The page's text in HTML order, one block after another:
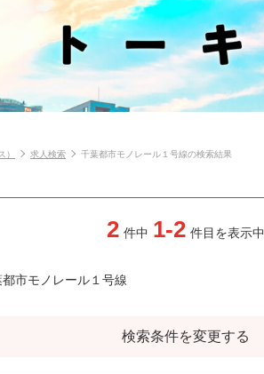
） 求人検索 千葉都市モノレール１号線の検索結果
2 件中 1-2 件目を表示中
市モノレール１号線
検索条件を変更する